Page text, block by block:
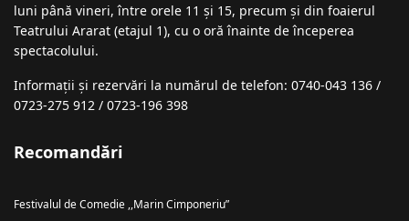
luni până vineri, între orele 11 și 15, precum și din foaierul
Teatrului Ararat (etajul 1), cu o oră înainte de începerea
spectacolului.
Informații şi rezervări la numărul de telefon: 0740-043 136 /
0723-275 912 / 0723-196 398
Recomandări
Festivalul de Comedie ,,Marin Cimponeriu”